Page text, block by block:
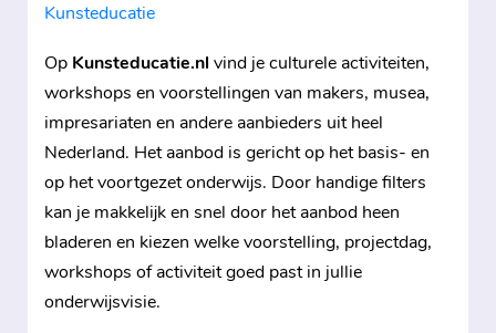
Kunsteducatie
Op Kunsteducatie.nl vind je culturele activiteiten,
workshops en voorstellingen van makers, musea,
impresariaten en andere aanbieders uit heel
Nederland. Het aanbod is gericht op het basis- en
op het voortgezet onderwijs. Door handige filters
kan je makkelijk en snel door het aanbod heen
bladeren en kiezen welke voorstelling, projectdag,
workshops of activiteit goed past in jullie
onderwijsvisie.